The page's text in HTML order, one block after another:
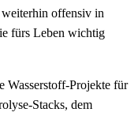
offensiv in
fürs Leben wichtig
Wasserstoff-Projekte für
Stacks, dem